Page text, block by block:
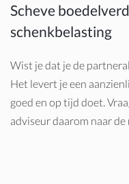
Scheve
schenkbelasting
Wist je dat je de
Het levert je een
goed en op tijd doet.
adviseur daarom naar